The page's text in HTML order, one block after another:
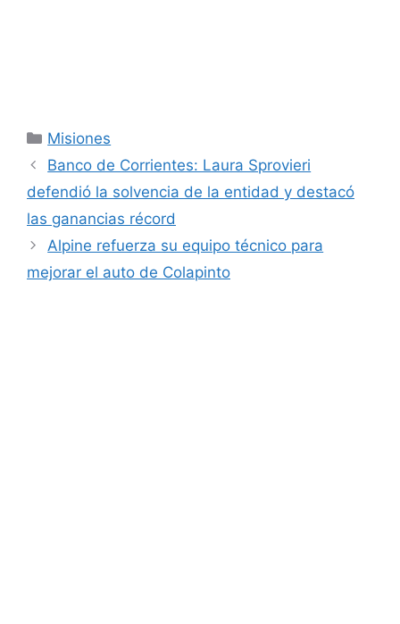
Categorías
Misiones
Banco de Corrientes: Laura Sprovieri
defendió la solvencia de la entidad y destacó
las ganancias récord
Alpine refuerza su equipo técnico para
mejorar el auto de Colapinto